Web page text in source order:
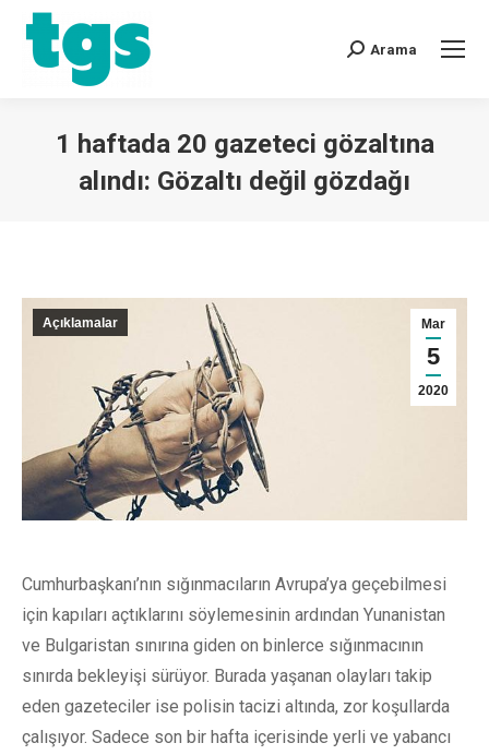
Arama
1 haftada 20 gazeteci gözaltına
alındı: Gözaltı değil gözdağı
Mar
5
2020
Açıklamalar
Cumhurbaşkanı’nın sığınmacıların Avrupa’ya geçebilmesi
için kapıları açtıklarını söylemesinin ardından Yunanistan
ve Bulgaristan sınırına giden on binlerce sığınmacının
sınırda bekleyişi sürüyor. Burada yaşanan olayları takip
eden gazeteciler ise polisin tacizi altında, zor koşullarda
çalışıyor. Sadece son bir hafta içerisinde yerli ve yabancı